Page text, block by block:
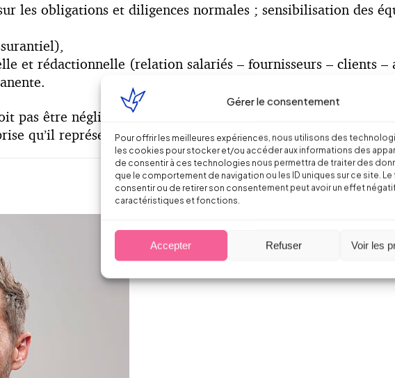
Gérer le consentement
Pour offrir les meilleures expériences, nous utilisons des
les cookies pour stocker et/ou accéder aux informations des
de consentir à ces technologies nous permettra de traiter des
que le comportement de navigation ou les ID uniques sur ce site. Le
consentir ou de retirer son consentement peut avoir un effet
caractéristiques et fonctions.
Accepter Refuser Voir les
les obligations et diligences normales ; sensibilisation des
et rédactionnelle (relation salariés – fournisseurs – clients
pas être négligée car elle constitue un axe essentiel en
qu’il représente.